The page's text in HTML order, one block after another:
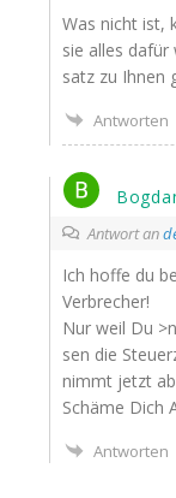
Was nicht ist,
sie alles
satz zu Ihnen
Antworten
Antwort an
Ich hof­fe du
Verbrecher!
Nur weil Du
sen die
nimmt jetzt
Schä­me Dich
Antworten